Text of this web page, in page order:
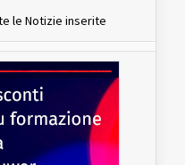
le Notizie inserite